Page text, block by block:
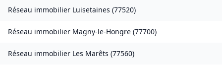
Réseau immobilier Luisetaines (77520)
Réseau immobilier Magny-le-Hongre (77700)
Réseau immobilier Les Marêts (77560)